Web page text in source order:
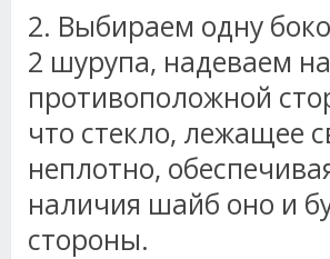
2. Выбираем одну
2 шурупа, надеваем
противоположной
что стекло, лежащее
неплотно,
наличия шайб оно и
стороны.